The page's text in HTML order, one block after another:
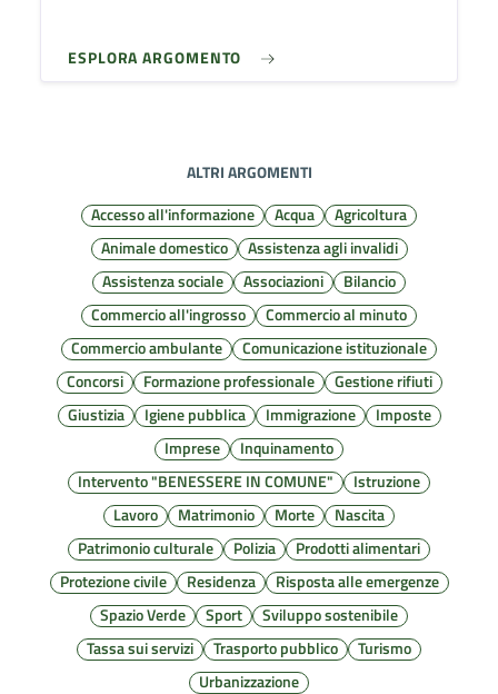
ESPLORA ARGOMENTO
ALTRI ARGOMENTI
Accesso all'informazione
Acqua
Agricoltura
Animale domestico
Assistenza agli invalidi
Assistenza sociale
Associazioni
Bilancio
Commercio all'ingrosso
Commercio al minuto
Commercio ambulante
Comunicazione istituzionale
Concorsi
Formazione professionale
Gestione rifiuti
Giustizia
Igiene pubblica Immigrazione
Imposte
Imprese
Inquinamento
Intervento "BENESSERE IN COMUNE"
Istruzione
Lavoro
Matrimonio Morte
Nascita
Patrimonio culturale
Polizia
Prodotti alimentari
Protezione civile
Residenza
Risposta alle emergenze
Spazio Verde
Sport
Sviluppo sostenibile
Tassa sui servizi
Trasporto pubblico
Turismo
Urbanizzazione